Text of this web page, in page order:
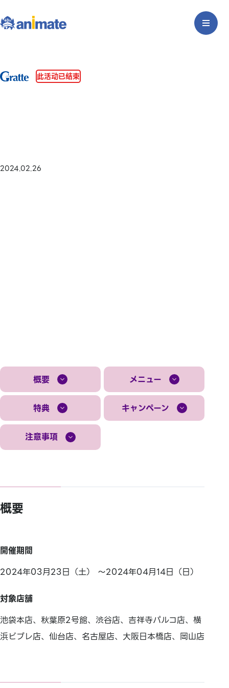
此活动已结束
2024.02.26
概要 メニュー
特典 キャンペーン
注意事項
概要
開催期間
2024年03月23日（土） ～2024年04月14日（日）
対象店舗
池袋本店、秋葉原2号館、渋谷店、吉祥寺パルコ店、横
浜ビブレ店、仙台店、名古屋店、大阪日本橋店、岡山店